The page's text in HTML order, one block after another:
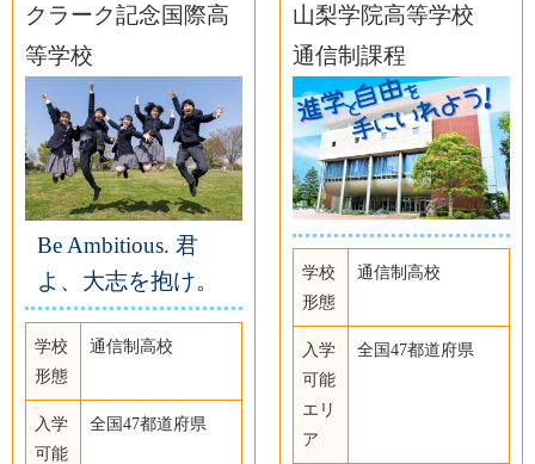
クラーク記念国際高
等学校
Be Ambitious. 君
よ、大志を抱け。
学校
形態
通信制高校
入学
可能
全国47都道府県
山梨学院高等学校
通信制課程
学校
形態
通信制高校
入学
可能
エリ
ア
全国47都道府県